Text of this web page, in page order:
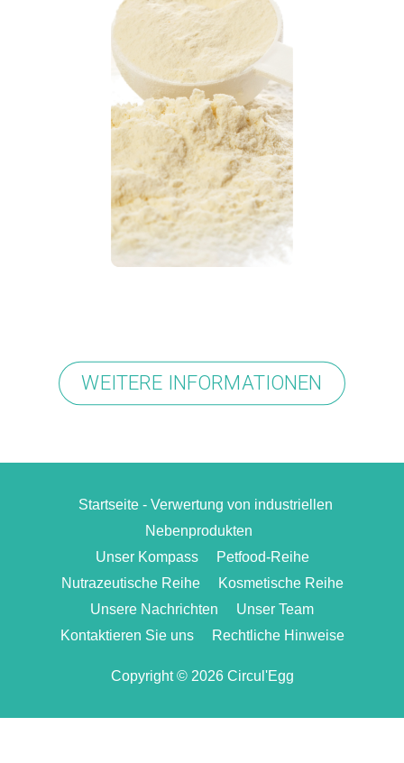
WEITERE INFORMATIONEN
Startseite - Verwertung von industriellen
Nebenprodukten
Unser Kompass
Petfood-Reihe
Nutrazeutische Reihe
Kosmetische Reihe
Unsere Nachrichten
Unser Team
Kontaktieren Sie uns
Rechtliche Hinweise
Copyright © 2026 Circul'Egg